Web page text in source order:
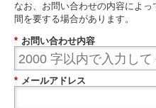
なお、お問い合わせの内容によ
間を要する場合があります。
* お問い合わせ内容
* メールアドレス